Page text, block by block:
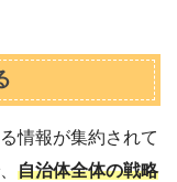
情報が集約されて
自治体全体の戦略